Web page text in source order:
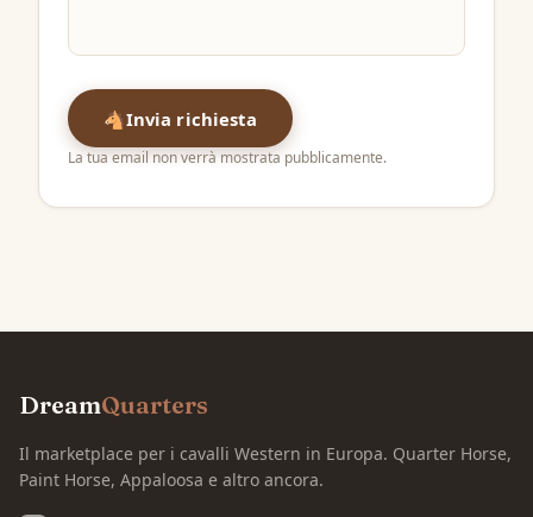
🐴Invia richiesta
La tua email non verrà mostrata pubblicamente.
DreamQuarters
Il marketplace per i cavalli Western in Europa. Quarter Horse,
Paint Horse, Appaloosa e altro ancora.